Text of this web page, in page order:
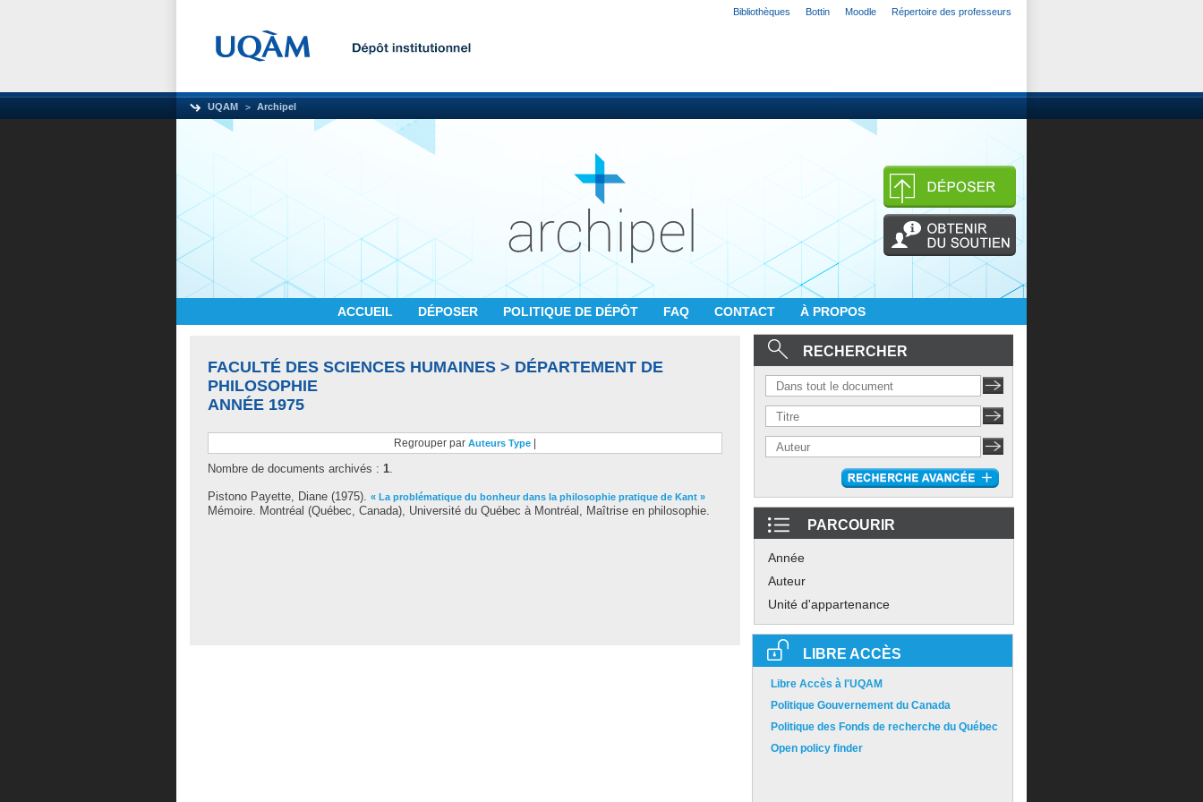
Bibliothèques Bottin Moodle Répertoire des professeurs
UQAM Archipel
ACCUEIL DÉPOSER POLITIQUE DE DÉPÔT FAQ CONTACT À PROPOS
FACULTÉ DES SCIENCES HUMAINES > DÉPARTEMENT DE
PHILOSOPHIE
ANNÉE 1975
Regrouper par Auteurs Type
Nombre de documents archivés : 1.
Pistono Payette, Diane (1975). « La problématique du bonheur dans la philosophie pratique de Kant »
Mémoire. Montréal (Québec, Canada), Université du Québec à Montréal, Maîtrise en philosophie.
RECHERCHER
PARCOURIR
Année
Auteur
Unité d'appartenance
LIBRE ACCÈS
Libre Accès à l'UQAM
Politique Gouvernement du Canada
Politique des Fonds de recherche du Québec
Open policy finder